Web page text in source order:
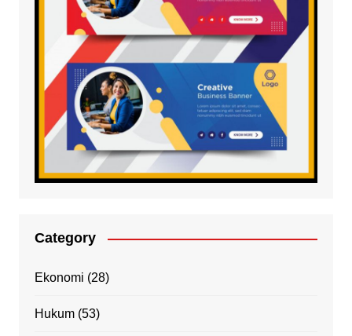
Category
Ekonomi (28)
Hukum(53)